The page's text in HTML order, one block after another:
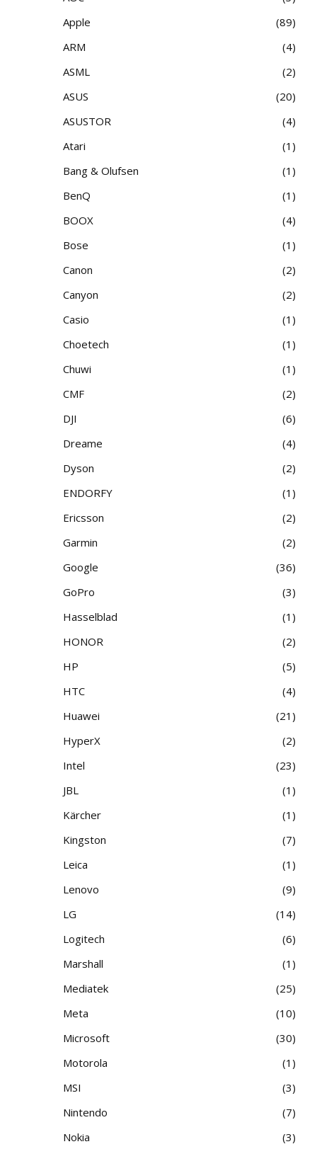
Apple
89
ARM
4
ASML
2
ASUS
20
ASUSTOR
4
Atari
1
Bang & Olufsen
1
BenQ
1
BOOX
4
Bose
1
Canon
2
Canyon
2
Casio
1
Choetech
1
Chuwi
1
CMF
2
DJI
6
Dreame
4
Dyson
2
ENDORFY
1
Ericsson
2
Garmin
2
Google
36
GoPro
3
Hasselblad
1
HONOR
2
HP
5
HTC
4
Huawei
21
HyperX
2
Intel
23
JBL
1
Kärcher
1
Kingston
7
Leica
1
Lenovo
9
LG
14
Logitech
6
Marshall
1
Mediatek
25
Meta
10
Microsoft
30
Motorola
1
MSI
3
Nintendo
7
Nokia
3